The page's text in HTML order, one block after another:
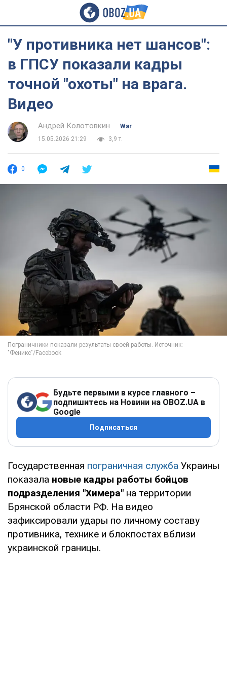
"У противника нет шансов":
в ГПСУ показали кадры
точной "охоты" на врага.
Видео
Андрей Колотовкин
War
15.05.2026 21:29
3,9 т.
0
Будьте первыми в курсе главного –
подпишитесь на Новини на OBOZ.UA в
Google
Подписаться
Государственная пограничная служба Украины
показала новые кадры работы бойцов
подразделения "Химера" на территории
Брянской области РФ. На видео
зафиксировали удары по личному составу
противника, технике и блокпостах вблизи
украинской границы.